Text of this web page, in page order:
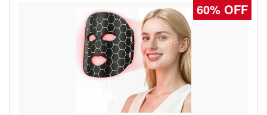
60% OFF
77% OFF